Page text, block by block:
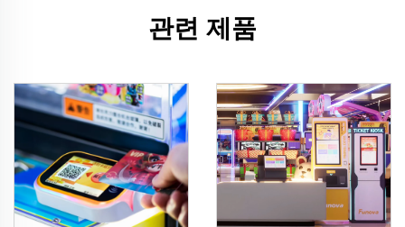
관련 제품